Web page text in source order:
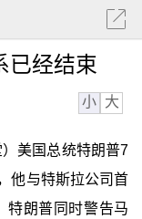
已经结束
小 大
美国总统特朗普7
他与特斯拉公司首
特朗普同时警告马